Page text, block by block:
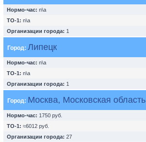
Нормо-час: n\a
ТО-1: n\a
Организации города: 1
Город: Липецк
Нормо-час: n\a
ТО-1: n\a
Организации города: 1
Город: Москва, Московская область
Нормо-час: 1750 руб.
ТО-1: ≈6012 руб.
Организации города: 27